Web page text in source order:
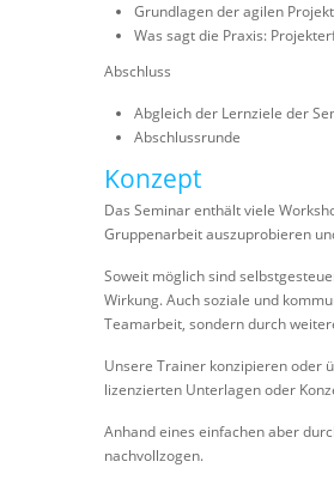
Grundlagen der agilen
Was sagt die Praxis:
Abschluss
Abgleich der Lernziele der
Abschlussrunde
Konzept
Das Seminar enthält viele
Gruppenarbeit auszuprobieren
Soweit möglich sind
Wirkung. Auch soziale und
Teamarbeit, sondern durch
Unsere Trainer konzipieren oder
lizenzierten Unterlagen oder
Anhand eines einfachen aber
nachvollzogen.